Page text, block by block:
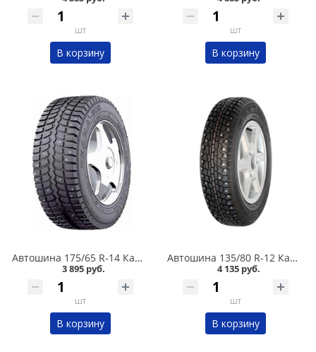
шт
В корзину
шт
В корзину
Автошина 175/65 R-14 Кама 505 82T шип в Кургане
3 895 руб.
шт
В корзину
Автошина 135/80 R-12 Кама 503 68Q шип в Кургане
4 135 руб.
шт
В корзину